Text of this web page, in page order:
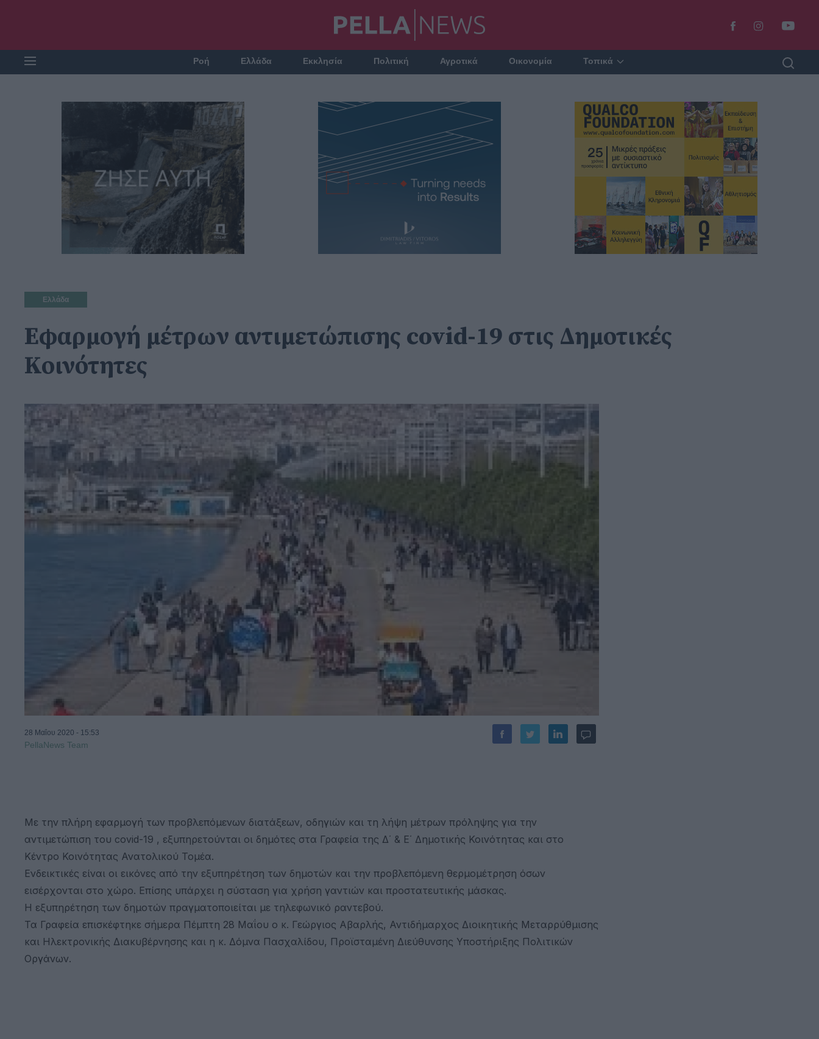
Ροή Ελλάδα Εκκλησία Πολιτική Αγροτικά Οικονομία Τοπικά
Ελλάδα
Εφαρμογή μέτρων αντιμετώπισης covid-19 στις Δημοτικές
Κοινότητες
28 Μαΐου 2020 - 15:53
PellaNews Team
Με την πλήρη εφαρμογή των προβλεπόμενων διατάξεων, οδηγιών και τη λήψη μέτρων πρόληψης για την
αντιμετώπιση του covid-19 , εξυπηρετούνται οι δημότες στα Γραφεία της Δ΄ & Ε΄ Δημοτικής Κοινότητας και στο
Κέντρο Κοινότητας Ανατολικού Τομέα.
Ενδεικτικές είναι οι εικόνες από την εξυπηρέτηση των δημοτών και την προβλεπόμενη θερμομέτρηση όσων
εισέρχονται στο χώρο. Επίσης υπάρχει η σύσταση για χρήση γαντιών και προστατευτικής μάσκας.
Η εξυπηρέτηση των δημοτών πραγματοποιείται με τηλεφωνικό ραντεβού.
Τα Γραφεία επισκέφτηκε σήμερα Πέμπτη 28 Μαΐου ο κ. Γεώργιος Αβαρλής, Αντιδήμαρχος Διοικητικής Μεταρρύθμισης
και Ηλεκτρονικής Διακυβέρνησης και η κ. Δόμνα Πασχαλίδου, Προϊσταμένη Διεύθυνσης Υποστήριξης Πολιτικών
Οργάνων.